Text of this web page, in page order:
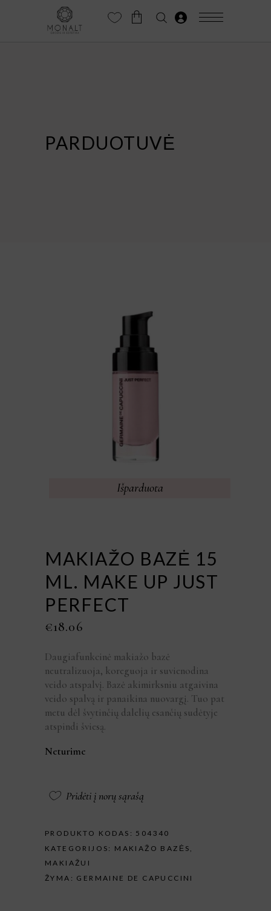
PARDUOTUVĖ
Išparduota
MAKIAŽO BAZĖ 15
ML. MAKE UP JUST
PERFECT
€18.06
Daugiafunkcinė makiažo bazė
neutralizuoja, koreguoja ir suvienodina
veido atspalvį. Bazė akimirksniu atgaivina
veido spalvą ir panaikina nuovargį. Tuo pat
metu dėl švytinčių dalelių esančių sudėtyje
atspindi šviesą.
Neturime
Pridėti į norų sąrašą
PRODUKTO KODAS: 504340
KATEGORIJOS: MAKIAŽO BAZĖS ,
MAKIAŽUI
ŽYMA: GERMAINE DE CAPUCCINI